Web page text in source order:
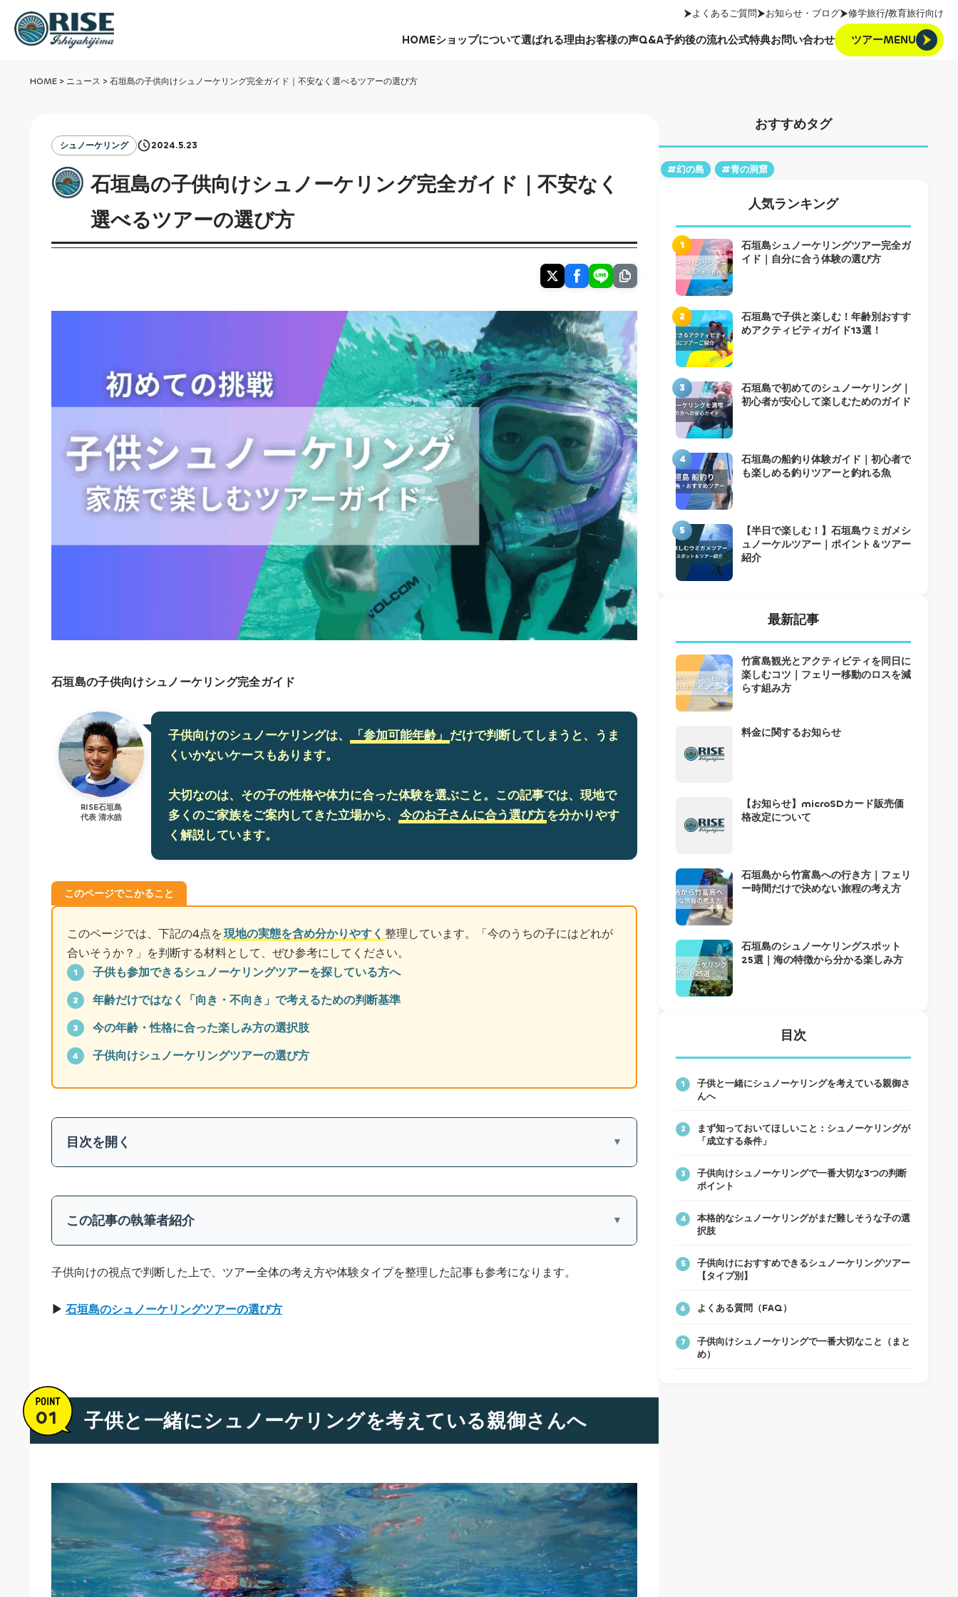
よくあるご質問 お知らせ・ブログ 修学旅行/教育旅行向け
HOMEショップについて選ばれる理由お客様の声Q&A予約後の流れ公式特典お問い合わせ
ツアーMENU
HOME > ニュース > 石垣島の子供向けシュノーケリング完全ガイド｜不安なく選べるツアーの選び方
シュノーケリング 2024.5.23
石垣島の子供向けシュノーケリング完全ガイド｜不安なく
選べるツアーの選び方
石垣島の子供向けシュノーケリング完全ガイド
RISE石垣島
代表 清水皓
子供向けのシュノーケリングは、 「参加可能年齢」 だけで判断してしまうと、うま
くいかないケースもあります。
大切なのは、その子の性格や体力に合った体験を選ぶこと。この記事では、現地で
多くのご家族をご案内してきた立場から、 今のお子さんに合う選び方を分かりやす
く解説しています。
このページでこかること
このページでは、下記の4点を現地の実態を含め分かりやすく 整理しています。「今のうちの子にはどれが
合いそうか？」を判断する材料として、ぜひ参考にしてください。
1 子供も参加できるシュノーケリングツアーを探している方へ
2 年齢だけではなく「向き・不向き」で考えるための判断基準
3 今の年齢・性格に合った楽しみ方の選択肢
4 子供向けシュノーケリングツアーの選び方
目次を開く ▼
1 子供と一緒にシュノーケリングを考えている親御さんへ
まず知っておいてほしいこと：シュノーケリングが「成立する条件」
2-1 親が見ておきたい、5つのポイント
3-4
子供向けでは「向いている体験タイプ」がはっきり分かれます
3-5 子供向けシュノーケリング かんたん比較表
4-1 泳がなくても「海を楽しめる」体験もあります
「幻の島上陸のみ」という選択肢
子供向けにおすすめできるシュノーケリングツアー【タイプ別】
5-1 はじめて・不安が強い子向け
5-2 海に慣れていて体力がある子向け
5-3 1日でいろいろ体験したい子向け
この記事の執筆者紹介 ▼
清水 皓（Hikaru Shimizu）
ライズ石垣島代表
現地情報を、“旅の選択肢に活かせる一次情報”として正確に、誠実
スタッフの想いとショップのこだわりをご紹介
ショップ紹介・代表メッセージ
環境省サポーターとしての活動
子供向けの視点で判断した上で、ツアー全体の考え方や体験タイプを整理した記事も参考になります。
▶ 石垣島のシュノーケリングツアーの選び方
子供と一緒にシュノーケリングを考えている親御さんへ
おすすめタグ
#幻の島 #青の洞窟
人気ランキング
1
石垣島シュノーケリングツアー完全ガ
イド｜自分に合う体験の選び方
2
石垣島で子供と楽しむ！年齢別おすす
めアクティビティガイド13選！
3
石垣島で初めてのシュノーケリング｜
初心者が安心して楽しむためのガイド
4
石垣島の船釣り体験ガイド｜初心者で
も楽しめる釣りツアーと釣れる魚
5
【半日で楽しむ！】石垣島ウミガメシ
ュノーケルツアー｜ポイント＆ツアー
紹介
最新記事
竹富島観光とアクティビティを同日に
楽しむコツ｜フェリー移動のロスを減
らす組み方
料金に関するお知らせ
【お知らせ】microSDカード販売価
格改定について
石垣島から竹富島への行き方｜フェリ
ー時間だけで決めない旅程の考え方
石垣島のシュノーケリングスポット
25選｜海の特徴から分かる楽しみ方
目次
1
子供と一緒にシュノーケリングを考えている親御さ
んへ
2
まず知っておいてほしいこと：シュノーケリングが
「成立する条件」
3
子供向けシュノーケリングで一番大切な3つの判断
ポイント
4
本格的なシュノーケリングがまだ難しそうな子の選
択肢
5
子供向けにおすすめできるシュノーケリングツアー
【タイプ別】
6 よくある質問（FAQ）
7
子供向けシュノーケリングで一番大切なこと（まと
め）